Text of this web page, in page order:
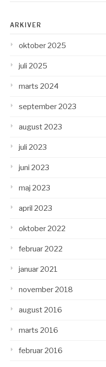
ARKIVER
oktober 2025
juli 2025
marts 2024
september 2023
august 2023
juli 2023
juni 2023
maj 2023
april 2023
oktober 2022
februar 2022
januar 2021
november 2018
august 2016
marts 2016
februar 2016